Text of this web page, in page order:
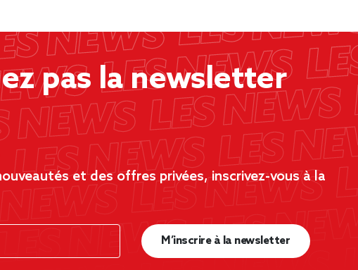
pas la newsletter
et des offres privées, inscrivez-vous à la
M’inscrire à la newsletter